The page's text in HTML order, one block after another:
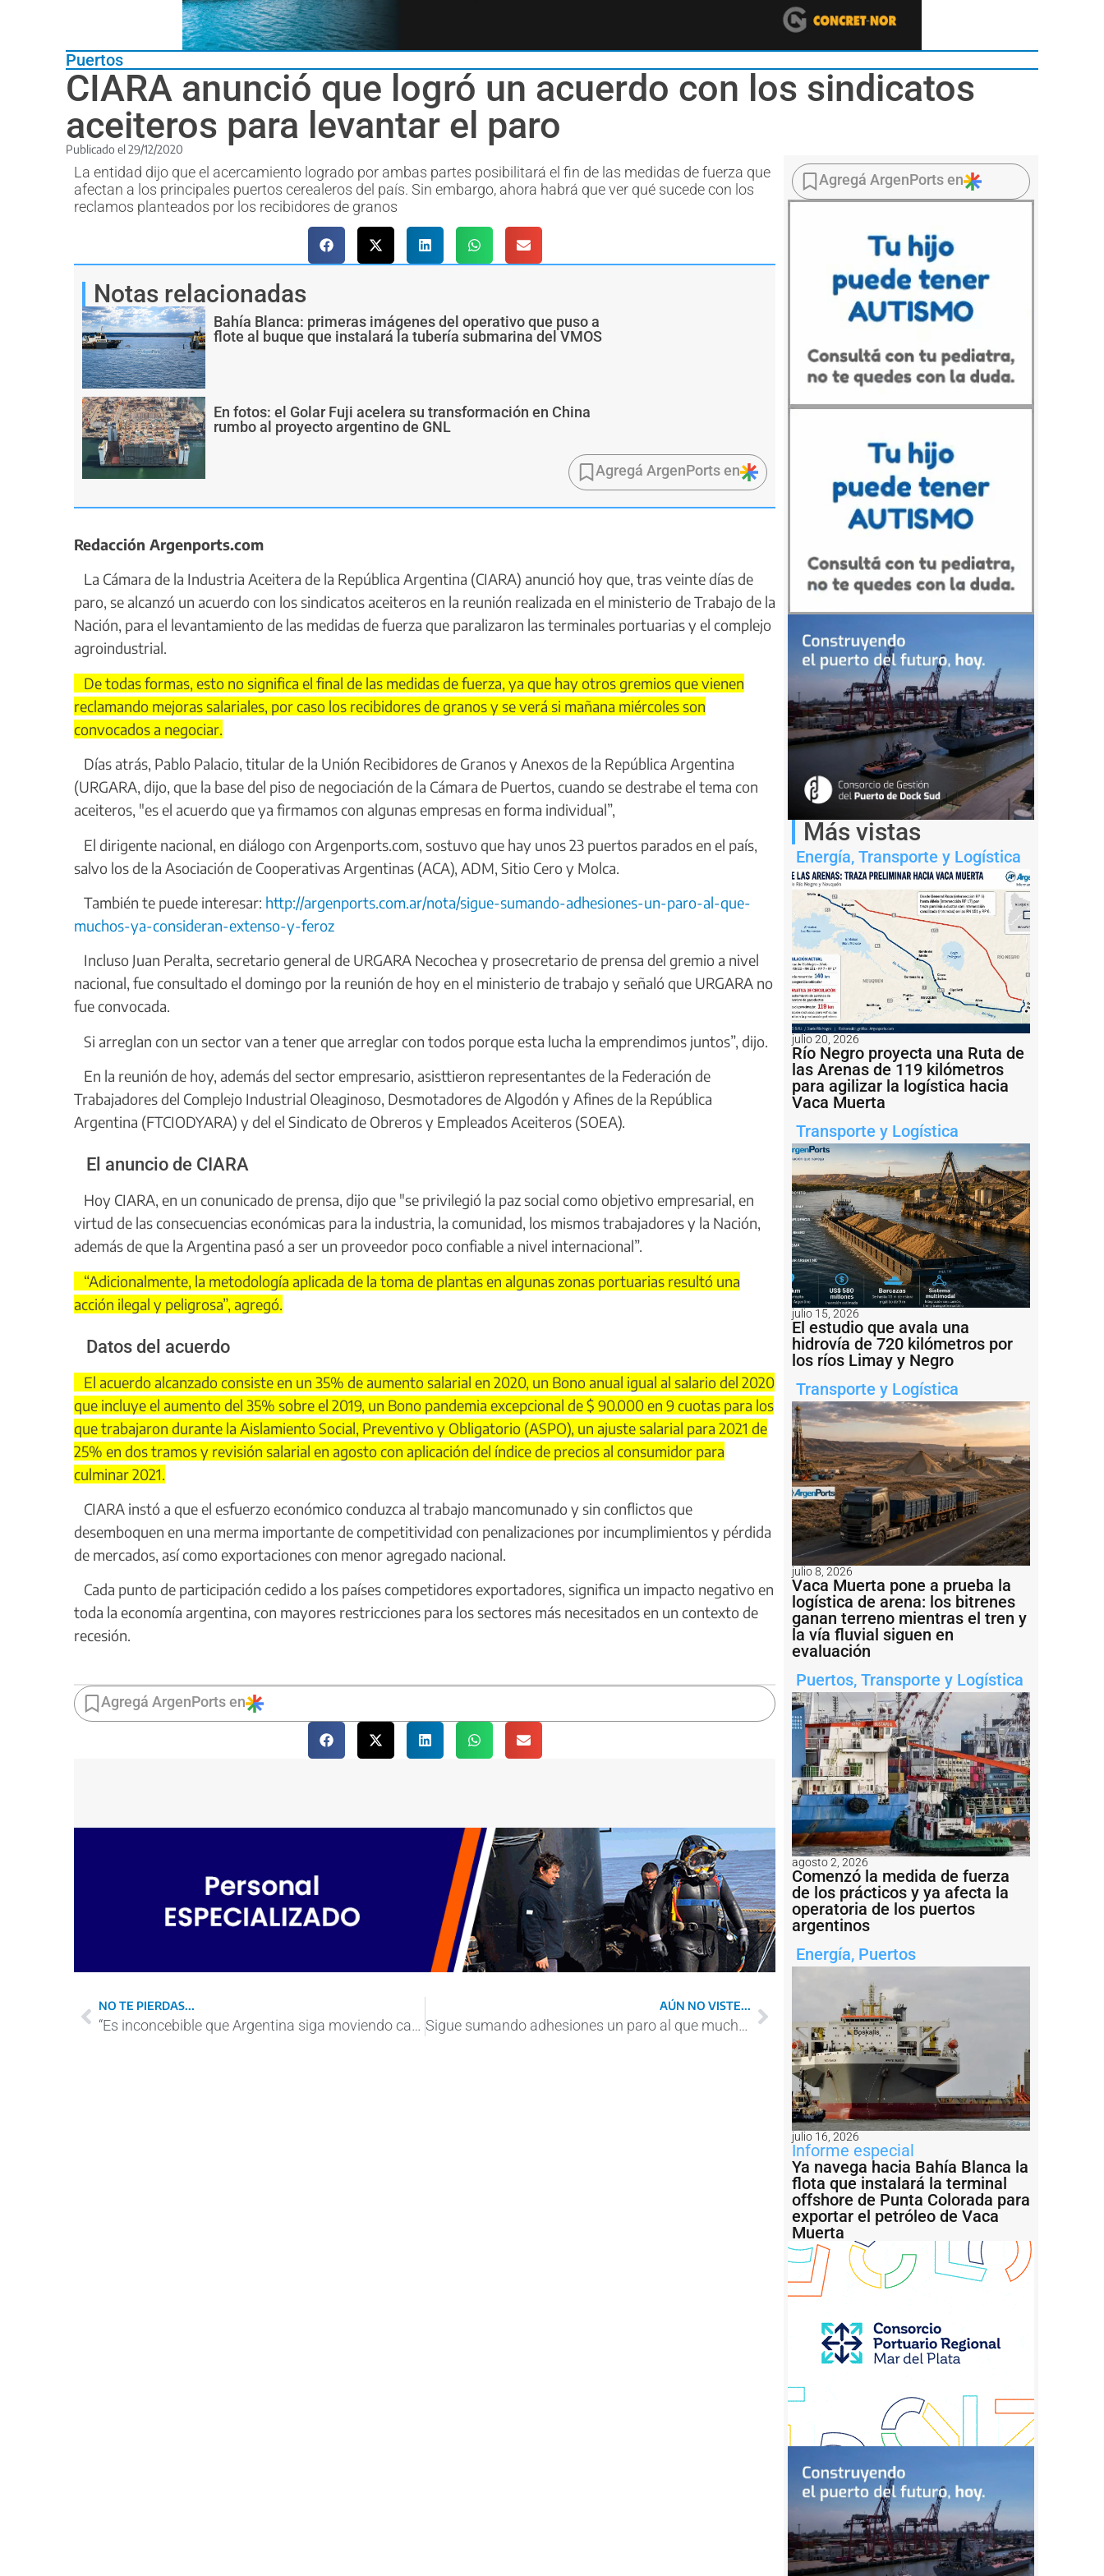
Puertos
CIARA anunció que logró un acuerdo con los sindicatos
aceiteros para levantar el paro
Publicado el 29/12/2020
La entidad dijo que el acercamiento logrado por ambas partes posibilitará el fin de las medidas de fuerza que
afectan a los principales puertos cerealeros del país. Sin embargo, ahora habrá que ver qué sucede con los
reclamos planteados por los recibidores de granos
Notas relacionadas
Bahía Blanca: primeras imágenes del operativo que puso a
flote al buque que instalará la tubería submarina del VMOS
En fotos: el Golar Fuji acelera su transformación en China
rumbo al proyecto argentino de GNL
Agregá ArgenPorts en
Redacción Argenports.com
La Cámara de la Industria Aceitera de la República Argentina (CIARA) anunció hoy que, tras veinte días de
paro, se alcanzó un acuerdo con los sindicatos aceiteros en la reunión realizada en el ministerio de Trabajo de la
Nación, para el levantamiento de las medidas de fuerza que paralizaron las terminales portuarias y el complejo
agroindustrial.
De todas formas, esto no significa el final de las medidas de fuerza, ya que hay otros gremios que vienen
reclamando mejoras salariales, por caso los recibidores de granos y se verá si mañana miércoles son
convocados a negociar.
Días atrás, Pablo Palacio, titular de la Unión Recibidores de Granos y Anexos de la República Argentina
(URGARA, dijo, que la base del piso de negociación de la Cámara de Puertos, cuando se destrabe el tema con
aceiteros, "es el acuerdo que ya firmamos con algunas empresas en forma individual”,
El dirigente nacional, en diálogo con Argenports.com, sostuvo que hay unos 23 puertos parados en el país,
salvo los de la Asociación de Cooperativas Argentinas (ACA), ADM, Sitio Cero y Molca.
También te puede interesar: http://argenports.com.ar/nota/sigue-sumando-adhesiones-un-paro-al-que-
muchos-ya-consideran-extenso-y-feroz
Incluso Juan Peralta, secretario general de URGARA Necochea y prosecretario de prensa del gremio a nivel
nacional, fue consultado el domingo por la reunión de hoy en el ministerio de trabajo y señaló que URGARA no
fue convocada.
Si arreglan con un sector van a tener que arreglar con todos porque esta lucha la emprendimos juntos”, dijo.
En la reunión de hoy, además del sector empresario, asisttieron representantes de la Federación de
Trabajadores del Complejo Industrial Oleaginoso, Desmotadores de Algodón y Afines de la República
Argentina (FTCIODYARA) y del el Sindicato de Obreros y Empleados Aceiteros (SOEA).
El anuncio de CIARA
Hoy CIARA, en un conunicado de prensa, dijo que "se privilegió la paz social como objetivo empresarial, en
virtud de las consecuencias económicas para la industria, la comunidad, los mismos trabajadores y la Nación,
además de que la Argentina pasó a ser un proveedor poco confiable a nivel internacional”.
“Adicionalmente, la metodología aplicada de la toma de plantas en algunas zonas portuarias resultó una
acción ilegal y peligrosa”, agregó.
Datos del acuerdo
El acuerdo alcanzado consiste en un 35% de aumento salarial en 2020, un Bono anual igual al salario del 2020
que incluye el aumento del 35% sobre el 2019, un Bono pandemia excepcional de $ 90.000 en 9 cuotas para los
que trabajaron durante la Aislamiento Social, Preventivo y Obligatorio (ASPO), un ajuste salarial para 2021 de
25% en dos tramos y revisión salarial en agosto con aplicación del índice de precios al consumidor para
culminar 2021.
CIARA instó a que el esfuerzo económico conduzca al trabajo mancomunado y sin conflictos que
desemboquen en una merma importante de competitividad con penalizaciones por incumplimientos y pérdida
de mercados, así como exportaciones con menor agregado nacional.
Cada punto de participación cedido a los países competidores exportadores, significa un impacto negativo en
toda la economía argentina, con mayores restricciones para los sectores más necesitados en un contexto de
recesión.
Agregá ArgenPorts en
NO TE PIERDAS...
“Es inconcebible que Argentina siga moviendo casi todas las cargas por tierra y no por barco”
AÚN NO VISTE...
Sigue sumando adhesiones un paro al que muchos ya consideran “extenso y feroz”
Agregá ArgenPorts en
Más vistas
Energía, Transporte y Logística
julio 20, 2026
Río Negro proyecta una Ruta de
las Arenas de 119 kilómetros
para agilizar la logística hacia
Vaca Muerta
Transporte y Logística
julio 15, 2026
El estudio que avala una
hidrovía de 720 kilómetros por
los ríos Limay y Negro
Transporte y Logística
julio 8, 2026
Vaca Muerta pone a prueba la
logística de arena: los bitrenes
ganan terreno mientras el tren y
la vía fluvial siguen en
evaluación
Puertos, Transporte y Logística
agosto 2, 2026
Comenzó la medida de fuerza
de los prácticos y ya afecta la
operatoria de los puertos
argentinos
Energía, Puertos
julio 16, 2026
Informe especial
Ya navega hacia Bahía Blanca la
flota que instalará la terminal
offshore de Punta Colorada para
exportar el petróleo de Vaca
Muerta